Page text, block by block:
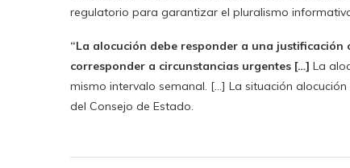
regulatorio para garantizar el pluralismo
“La alocución debe responder a una
corresponder a circunstancias urgentes […] La
mismo intervalo semanal. […] La situación
del Consejo de Estado.